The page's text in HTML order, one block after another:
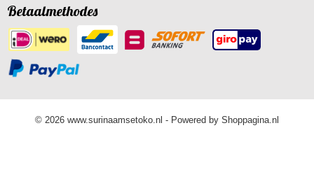
Betaalmethodes
© 2026 www.surinaamsetoko.nl - Powered by Shoppagina.nl